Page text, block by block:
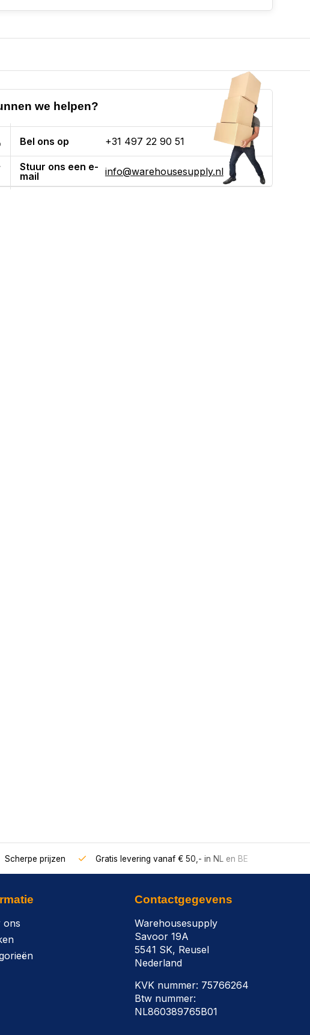
we helpen?
Bel ons op +31 497 22 90 51
Stuur ons een e-
mail
info@warehousesupply.nl
Scherpe prijzen Gratis levering vanaf € 50,- in NL en BE
ons
Contactgegevens
Warehousesupply
Savoor 19A
5541 SK, Reusel
Nederland
KVK nummer: 75766264
Btw nummer:
NL860389765B01